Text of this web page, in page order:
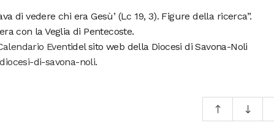
di vedere chi era Gesù’ (Lc 19, 3). Figure della ricerca”.
con la Veglia di Pentecoste.
Eventidel sito web della Diocesi di Savona-Noli
di-savona-noli.